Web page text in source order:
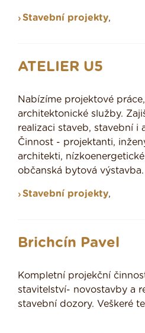
Stavební projekty,
ATELIER U5
Nabízíme projektové
architektonické služby.
realizaci staveb, stavební i
Činnost - projektanti,
architekti,
občanská bytová výstavba.
Stavební projekty,
Brichcín Pavel
Kompletní projekční
stavitelství- novostavby a
stavební dozory. Veškeré